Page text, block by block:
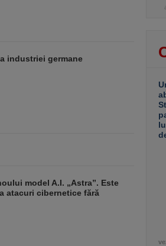
industriei germane
model A.I. „Astra”. Este
atacuri cibernetice fără